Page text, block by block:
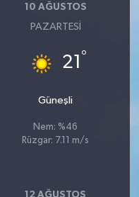
10 AĞUSTOS
PAZARTESI
21 °
Güneşli
Nem: %46
Rüzgar: 7.11 m/s
12 AĞUSTOS